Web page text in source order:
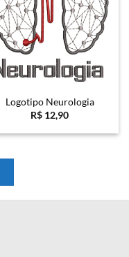
Logotipo Neurologia
R$ 12,90